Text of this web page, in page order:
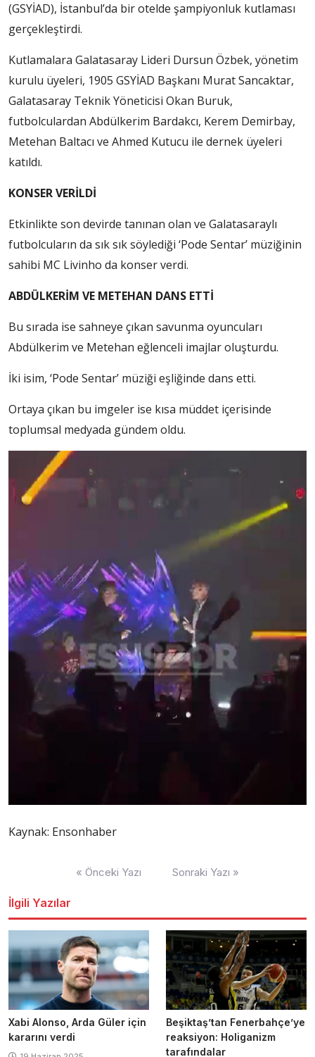
(GSYİAD), İstanbul’da bir otelde şampiyonluk kutlaması
gerçekleştirdi.
Kutlamalara Galatasaray Lideri Dursun Özbek, yönetim
kurulu üyeleri, 1905 GSYİAD Başkanı Murat Sancaktar,
Galatasaray Teknik Yöneticisi Okan Buruk,
futbolculardan Abdülkerim Bardakcı, Kerem Demirbay,
Metehan Baltacı ve Ahmed Kutucu ile dernek üyeleri
katıldı.
KONSER VERİLDİ
Etkinlikte son devirde tanınan olan ve Galatasaraylı
futbolcuların da sık sık söylediği ‘Pode Sentar’ müziğinin
sahibi MC Livinho da konser verdi.
ABDÜLKERİM VE METEHAN DANS ETTİ
Bu sırada ise sahneye çıkan savunma oyuncuları
Abdülkerim ve Metehan eğlenceli imajlar oluşturdu.
İki isim, ‘Pode Sentar’ müziği eşliğinde dans etti.
Ortaya çıkan bu imgeler ise kısa müddet içerisinde
toplumsal medyada gündem oldu.
Kaynak: Ensonhaber
« Önceki Yazı Sonraki Yazı »
İlgili Yazılar
Xabi Alonso, Arda Güler için
kararını verdi
Beşiktaş’tan Fenerbahçe’ye
reaksiyon: Holiganizm
tarafındalar